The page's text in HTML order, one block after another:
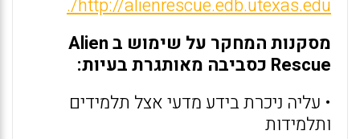
http://alienrescue.edb.utexas.edu/.
מסקנות המחקר על שימוש ב Alien
Rescue כסביבה מאותגרת בעיות:
• עליה ניכרת בידע מדעי אצל תלמידים
ותלמידות